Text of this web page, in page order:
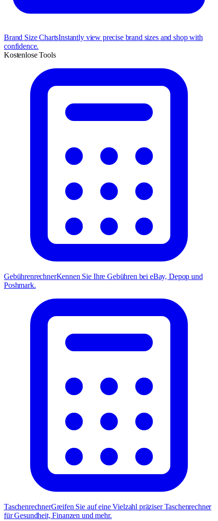
Brand Size ChartsInstantly view precise brand sizes and shop with
confidence.
Kostenlose Tools
GebührenrechnerKennen Sie Ihre Gebühren bei eBay, Depop und
Poshmark.
TaschenrechnerGreifen Sie auf eine Vielzahl präziser Taschenrechner
für Gesundheit, Finanzen und mehr.